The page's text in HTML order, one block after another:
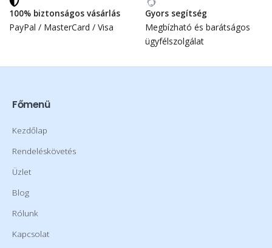
100% biztonságos vásárlás
PayPal / MasterCard / Visa
Gyors segítség
Megbízható és barátságos
ügyfélszolgálat
Főmenü
Kezdőlap
Rendeléskövetés
Üzlet
Blog
Rólunk
Kapcsolat